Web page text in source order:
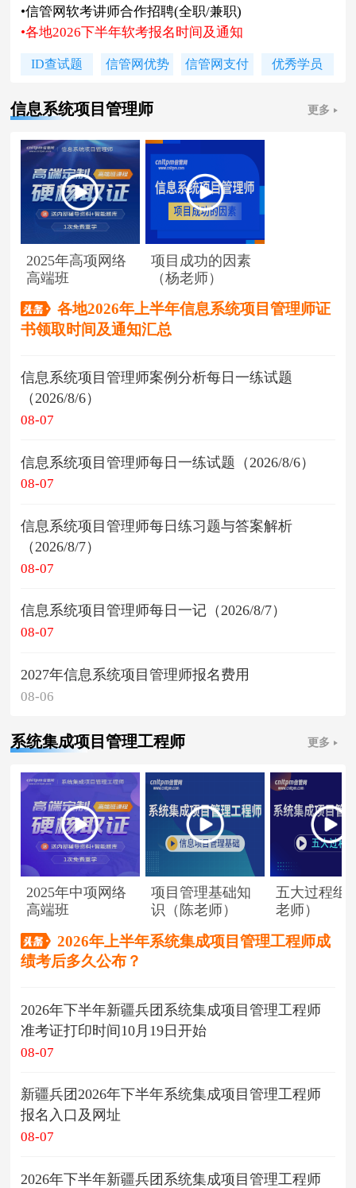
•信管网软考讲师合作招聘(全职/兼职)
•各地2026下半年软考报名时间及通知
陈老师新书《你真能懂的项目管理》
•题库 [ 每日一练/章节题/原创精编题 ]
ID查试题 信管网优势 信管网支付 优秀学员
信息系统项目管理师 更多
2025年高项网络
高端班
项目成功的因素
（杨老师）
各地2026年上半年信息系统项目管理师证
书领取时间及通知汇总
信息系统项目管理师案例分析每日一练试题
（2026/8/6）
08-07
信息系统项目管理师每日一练试题（2026/8/6）
08-07
信息系统项目管理师每日练习题与答案解析
（2026/8/7）
08-07
信息系统项目管理师每日一记（2026/8/7）
08-07
2027年信息系统项目管理师报名费用
08-06
系统集成项目管理工程师 更多
2025年中项网络
高端班
项目管理基础知
识（陈老师）
五大过程组
老师）
2026年上半年系统集成项目管理工程师成
绩考后多久公布？
2026年下半年新疆兵团系统集成项目管理工程师
准考证打印时间10月19日开始
08-07
新疆兵团2026年下半年系统集成项目管理工程师
报名入口及网址
08-07
2026年下半年新疆兵团系统集成项目管理工程师